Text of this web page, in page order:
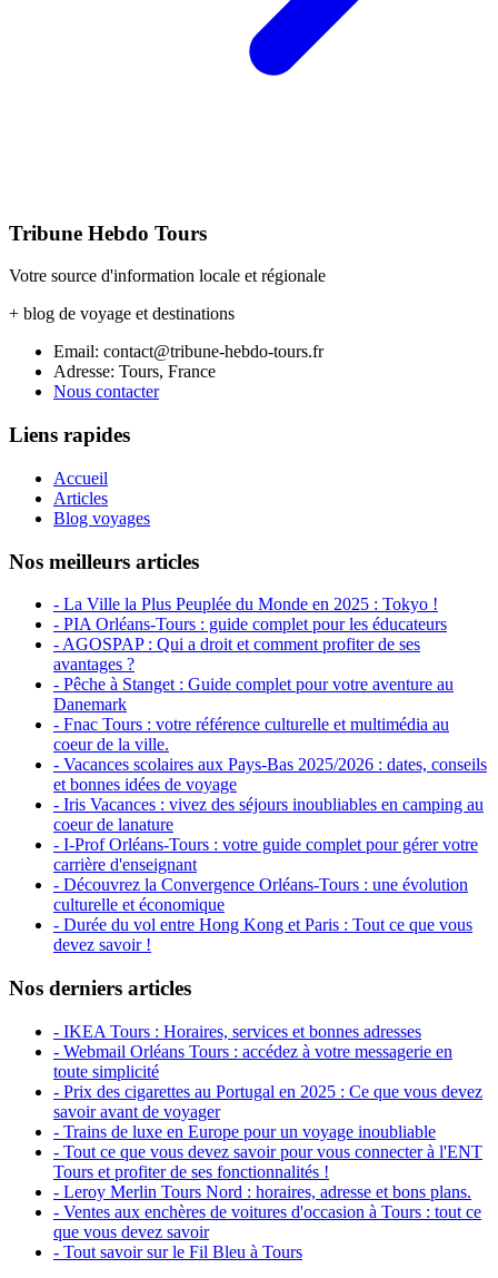
Tribune Hebdo Tours
Votre source d'information locale et régionale
+ blog de voyage et destinations
Email: contact@tribune-hebdo-tours.fr
Adresse: Tours, France
Nous contacter
Liens rapides
Accueil
Articles
Blog voyages
Nos meilleurs articles
- La Ville la Plus Peuplée du Monde en 2025 : Tokyo !
- PIA Orléans-Tours : guide complet pour les éducateurs
- AGOSPAP : Qui a droit et comment profiter de ses
avantages ?
- Pêche à Stanget : Guide complet pour votre aventure au
Danemark
- Fnac Tours : votre référence culturelle et multimédia au
coeur de la ville.
- Vacances scolaires aux Pays-Bas 2025/2026 : dates, conseils
et bonnes idées de voyage
- Iris Vacances : vivez des séjours inoubliables en camping au
coeur de lanature
- I-Prof Orléans-Tours : votre guide complet pour gérer votre
carrière d'enseignant
- Découvrez la Convergence Orléans-Tours : une évolution
culturelle et économique
- Durée du vol entre Hong Kong et Paris : Tout ce que vous
devez savoir !
Nos derniers articles
- IKEA Tours : Horaires, services et bonnes adresses
- Webmail Orléans Tours : accédez à votre messagerie en
toute simplicité
- Prix des cigarettes au Portugal en 2025 : Ce que vous devez
savoir avant de voyager
- Trains de luxe en Europe pour un voyage inoubliable
- Tout ce que vous devez savoir pour vous connecter à l'ENT
Tours et profiter de ses fonctionnalités !
- Leroy Merlin Tours Nord : horaires, adresse et bons plans.
- Ventes aux enchères de voitures d'occasion à Tours : tout ce
que vous devez savoir
- Tout savoir sur le Fil Bleu à Tours